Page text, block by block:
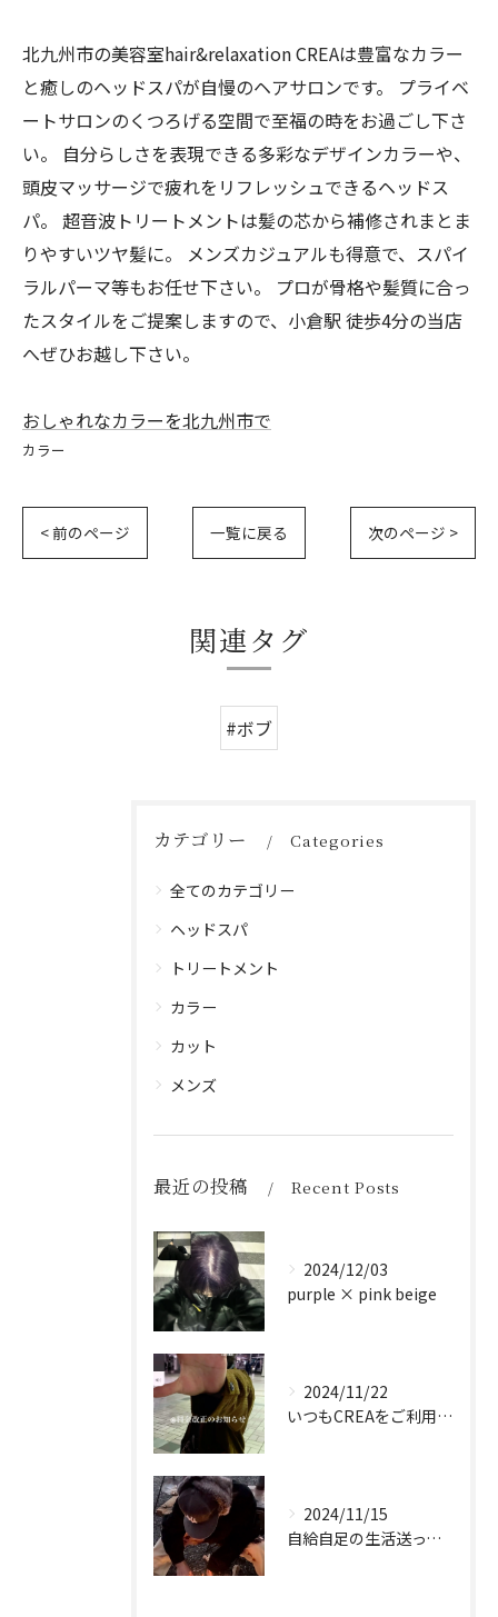
北九州市の美容室hair&relaxation CREAは豊富なカラー
と癒しのヘッドスパが自慢のヘアサロンです。 プライベ
ートサロンのくつろげる空間で至福の時をお過ごし下さ
い。 自分らしさを表現できる多彩なデザインカラーや、
頭皮マッサージで疲れをリフレッシュできるヘッドス
パ。 超音波トリートメントは髪の芯から補修されまとま
りやすいツヤ髪に。 メンズカジュアルも得意で、スパイ
ラルパーマ等もお任せ下さい。 プロが骨格や髪質に合っ
たスタイルをご提案しますので、小倉駅 徒歩4分の当店
へぜひお越し下さい。
おしゃれなカラーを北九州市で
カラー
< 前のページ 一覧に戻る 次のページ >
関連タグ
#ボブ
カテゴリー Categories
全てのカテゴリー
ヘッドスパ
トリートメント
カラー
カット
メンズ
最近の投稿 Recent Posts
2024/12/03
purple × pink beige
2024/11/22
いつもCREAをご利用頂き誠に有難う御座います！
2024/11/15
自給自足の生活送ってます